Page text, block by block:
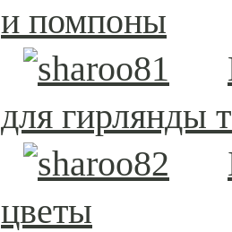
и помпоны
для гирлянды
цветы